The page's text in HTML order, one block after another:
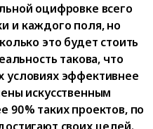
оцифровке всего
и каждого поля, но
это будет стоить
такова, что
эффективнее
искусственным
90% таких проектов, по